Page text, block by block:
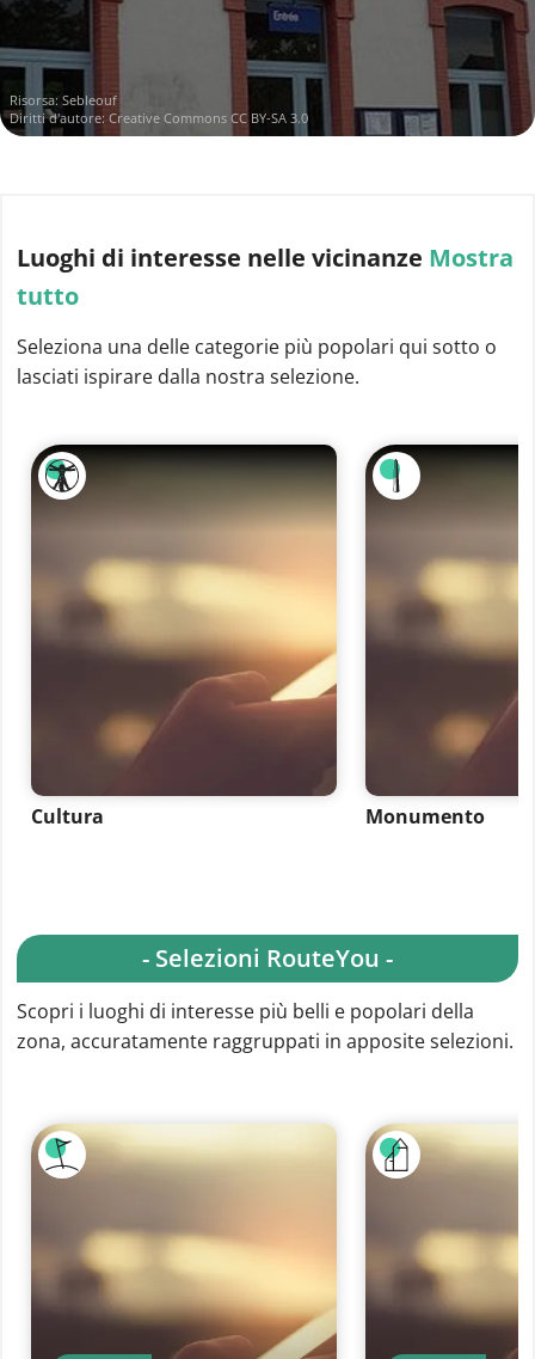
Risorsa: Sebleouf
Diritti d'autore: Creative Commons CC BY-SA 3.0
Luoghi di interesse nelle vicinanze Mostra
tutto
Seleziona una delle categorie più popolari qui sotto o
lasciati ispirare dalla nostra selezione.
Cultura Monumento
- Selezioni RouteYou -
Scopri i luoghi di interesse più belli e popolari della
zona, accuratamente raggruppati in apposite selezioni.